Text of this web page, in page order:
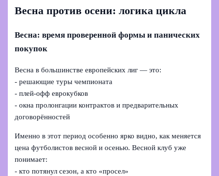
Весна против осени: логика цикла
Весна: время проверенной формы и панических
покупок
Весна в большинстве европейских лиг — это:
- решающие туры чемпионата
- плей-офф еврокубков
- окна пролонгации контрактов и предварительных
договорённостей
Именно в этот период особенно ярко видно, как меняется
цена футболистов весной и осенью. Весной клуб уже
понимает:
- кто потянул сезон, а кто «просел»